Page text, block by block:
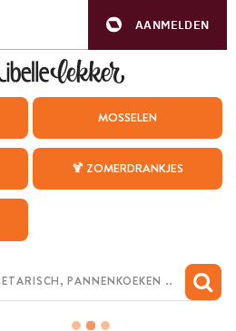
AANMELDEN
MOSSELEN
🍹 ZOMERDRANKJES